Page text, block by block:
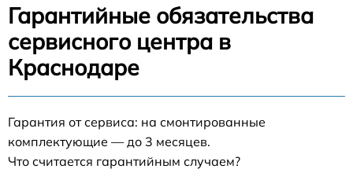
Гарантийные обязательства
сервисного центра в
Краснодаре
Гарантия от сервиса: на смонтированные
комплектующие — до 3 месяцев.
Что считается гарантийным случаем?